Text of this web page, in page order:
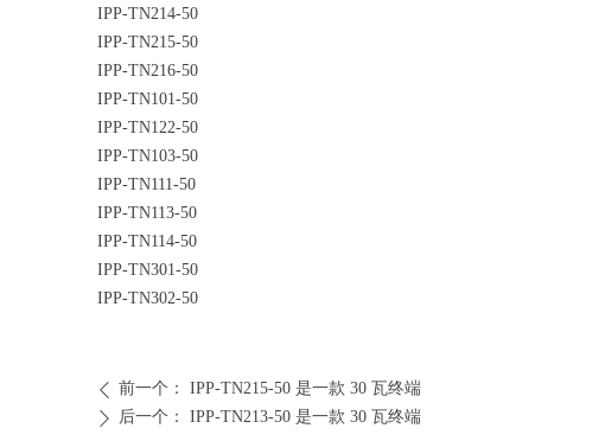
IPP-TN214-50
IPP-TN215-50
IPP-TN216-50
IPP-TN101-50
IPP-TN122-50
IPP-TN103-50
IPP-TN111-50
IPP-TN113-50
IPP-TN114-50
IPP-TN301-50
IPP-TN302-50
ꄴ 前一个： IPP-TN215-50 是一款 30 瓦终端
ꄲ 后一个： IPP-TN213-50 是一款 30 瓦终端